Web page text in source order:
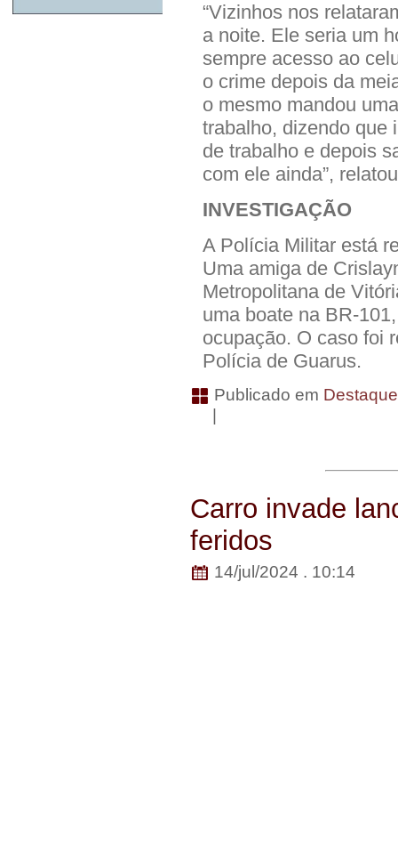
“Vizinhos nos
a noite. Ele seria um
sempre acesso ao
o crime depois da
o mesmo mandou
trabalho, dizendo que
de trabalho e depois
com ele ainda”,
INVESTIGAÇÃO
A Polícia Militar está
Uma amiga de
Metropolitana de
uma boate na BR-
ocupação. O caso foi
Polícia de Guarus.
Publicado em
Carro invade
feridos
14/jul/2024 . 10:14